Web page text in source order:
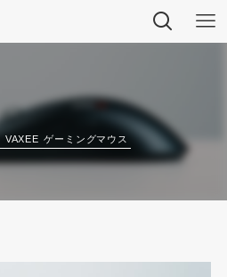
VAXEE ゲーミングマウス